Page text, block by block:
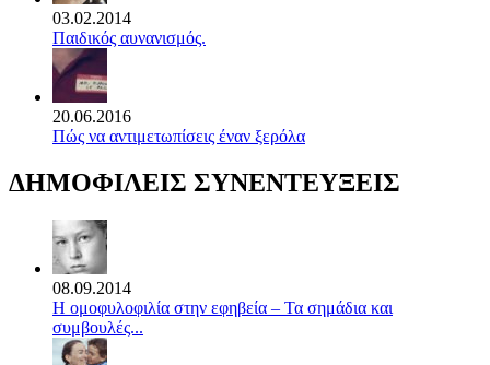
03.02.2014
Παιδικός αυνανισμός.
20.06.2016
Πώς να αντιμετωπίσεις έναν ξερόλα
ΔΗΜΟΦΙΛΕΙΣ ΣΥΝΕΝΤΕΥΞΕΙΣ
08.09.2014
Η ομοφυλοφιλία στην εφηβεία – Τα σημάδια και
συμβουλές...